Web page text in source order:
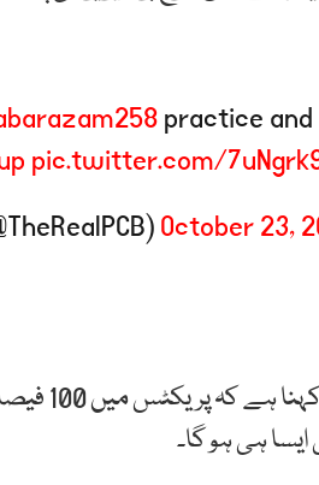
practice and
pic.twitter.com/
October 23,
ہی ہو گا۔